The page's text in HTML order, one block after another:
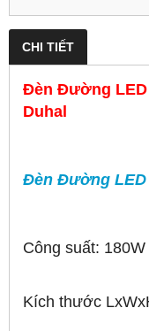
CHI TIẾT
Đèn Đường LED
Duhal
Đèn Đường LED
Công suất: 180W
Kích thước